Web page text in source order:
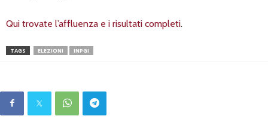
Qui trovate l’affluenza e i risultati completi.
TAGS ELEZIONI INPGI